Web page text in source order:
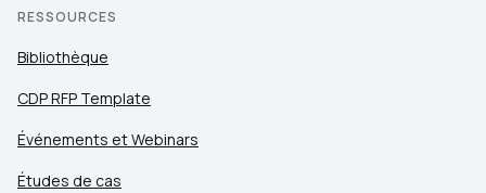
RESSOURCES
Bibliothèque
CDP RFP Template
Événements et Webinars
Études de cas